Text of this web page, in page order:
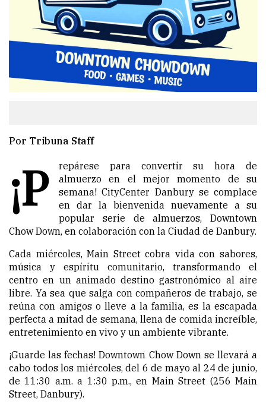
Por Tribuna Staff
¡P
repárese para convertir su hora de
almuerzo en el mejor momento de su
semana! CityCenter Danbury se complace
en dar la bienvenida nuevamente a su
popular serie de almuerzos, Downtown
Chow Down, en colaboración con la Ciudad de Danbury.
Cada miércoles, Main Street cobra vida con sabores,
música y espíritu comunitario, transformando el
centro en un animado destino gastronómico al aire
libre. Ya sea que salga con compañeros de trabajo, se
reúna con amigos o lleve a la familia, es la escapada
perfecta a mitad de semana, llena de comida increíble,
entretenimiento en vivo y un ambiente vibrante.
¡Guarde las fechas! Downtown Chow Down se llevará a
cabo todos los miércoles, del 6 de mayo al 24 de junio,
de 11:30 a.m. a 1:30 p.m., en Main Street (256 Main
Street, Danbury).